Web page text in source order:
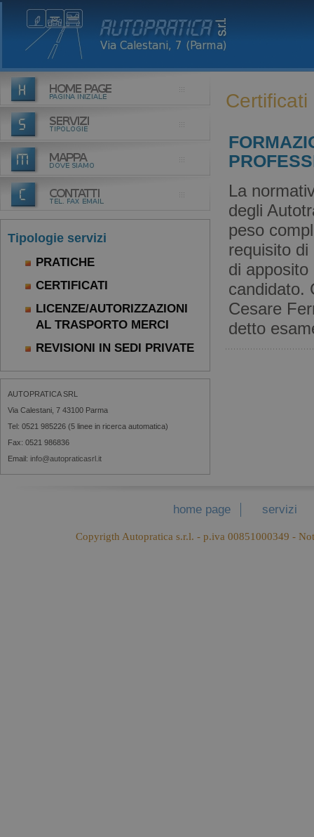
Tipologie servizi
PRATICHE
CERTIFICATI
LICENZE/AUTORIZZAZIONI
AL TRASPORTO MERCI
REVISIONI IN SEDI PRIVATE
AUTOPRATICA SRL
Via Calestani, 7 43100 Parma
Tel: 0521 985226 (5 linee in ricerca automatica)
Fax: 0521 986836
Email: info@autopraticasrl.it
Certificati
La
degli
peso
requisito
di
candidato.
Cesare
detto
home page servizi
Copyrigth Autopratica s.r.l. - p.iva 00851000349 -